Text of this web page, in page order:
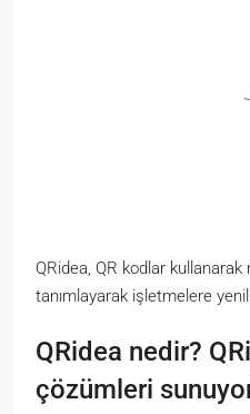
QRidea, QR kodlar
tanımlayarak işletmelere
QRidea nedir?
çözümleri